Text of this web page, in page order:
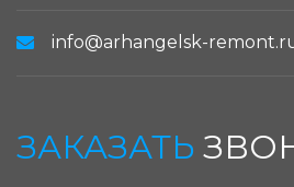
info@arhangelsk-
ЗАКАЗАТЬ